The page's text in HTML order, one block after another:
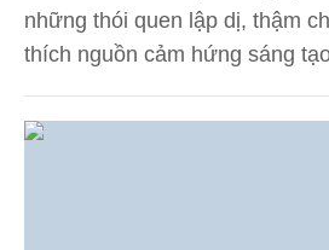
những thói quen lập dị, thậm
thích nguồn cảm hứng sáng